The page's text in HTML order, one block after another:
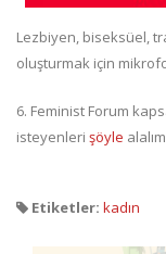
Lezbiyen, biseksüel,
oluşturmak için
6. Feminist Forum
isteyenleri şöyle
Etiketler: kadın